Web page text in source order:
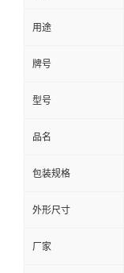
用途
牌号
型号
品名
包装规格
外形尺寸
厂家